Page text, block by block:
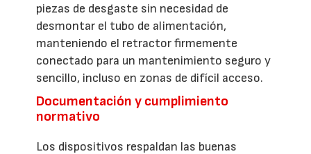
piezas de desgaste sin necesidad de
desmontar el tubo de alimentación,
manteniendo el retractor firmemente
conectado para un mantenimiento seguro y
sencillo, incluso en zonas de difícil acceso.
Documentación y cumplimiento
normativo
Los dispositivos respaldan las buenas